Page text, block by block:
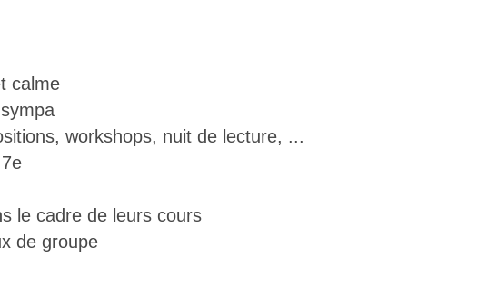
calme
workshops, nuit de lecture, ...
le cadre de leurs cours
de groupe